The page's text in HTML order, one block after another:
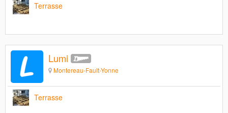
Terrasse
Lumi
Montereau-Fault-Yonne
Terrasse